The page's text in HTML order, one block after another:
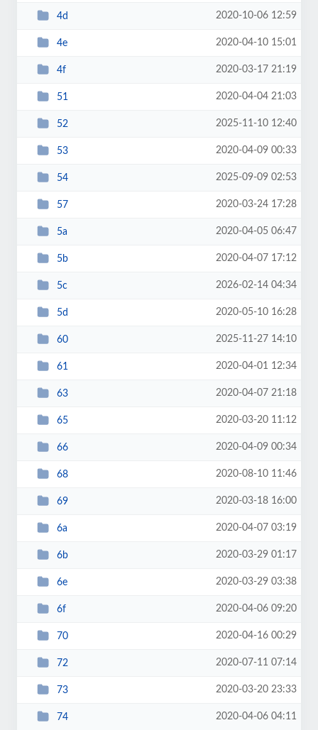
4d 2020-10-06 12:59
4e 2020-04-10 15:01
4f 2020-03-17 21:19
51 2020-04-04 21:03
52 2025-11-10 12:40
53 2020-04-09 00:33
54 2025-09-09 02:53
57 2020-03-24 17:28
5a 2020-04-05 06:47
5b 2020-04-07 17:12
5c 2026-02-14 04:34
5d 2020-05-10 16:28
60 2025-11-27 14:10
61 2020-04-01 12:34
63 2020-04-07 21:18
65 2020-03-20 11:12
66 2020-04-09 00:34
68 2020-08-10 11:46
69 2020-03-18 16:00
6a 2020-04-07 03:19
6b 2020-03-29 01:17
6e 2020-03-29 03:38
6f 2020-04-06 09:20
70 2020-04-16 00:29
72 2020-07-11 07:14
73 2020-03-20 23:33
74 2020-04-06 04:11